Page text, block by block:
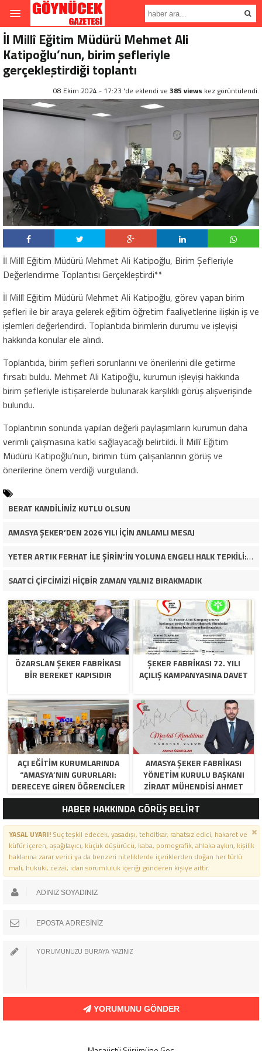
İl Millî Eğitim Müdürü Mehmet Ali
Katipoğlu’nun, birim şefleriyle
gerçekleştirdiği toplantı
08 Ekim 2024 - 17:23 'de eklendi ve 385 views kez görüntülendi.
İl Millî Eğitim Müdürü Mehmet Ali Katipoğlu, Birim Şefleriyle
Değerlendirme Toplantısı Gerçekleştirdi**
İl Millî Eğitim Müdürü Mehmet Ali Katipoğlu, görev yapan birim
şefleri ile bir araya gelerek eğitim öğretim faaliyetlerine ilişkin iş ve
işlemleri değerlendirdi. Toplantıda birimlerin durumu ve işleyişi
hakkında konular ele alındı.
Toplantıda, birim şefleri sorunlarını ve önerilerini dile getirme
fırsatı buldu. Mehmet Ali Katipoğlu, kurumun işleyişi hakkında
birim şefleriyle istişarelerde bulunarak karşılıklı görüş alışverişinde
bulundu.
Toplantının sonunda yapılan değerli paylaşımların kurumun daha
verimli çalışmasına katkı sağlayacağı belirtildi. İl Millî Eğitim
Müdürü Katipoğlu’nun, birimin tüm çalışanlarının görüş ve
önerilerine önem verdiği vurgulandı.
BERAT KANDİLİNİZ KUTLU OLSUN
AMASYA ŞEKER’DEN 2026 YILI İÇİN ANLAMLI MESAJ
YETER ARTIK FERHAT İLE ŞİRİN’İN YOLUNA ENGEL! HALK TEPKİLİ: “YOLU KAPATMAK ÇÖZÜM DEĞİL, GÖREVİNİ YAP!”
SAATCİ ÇİFCİMİZİ HİÇBİR ZAMAN YALNIZ BIRAKMADIK
ÖZARSLAN ŞEKER FABRİKASI
BİR BEREKET KAPISIDIR
ŞEKER FABRİKASI 72. YILI
AÇILIŞ KAMPANYASINA DAVET
AÇI EĞİTİM KURUMLARINDA
“AMASYA’NIN GURURLARI:
DERECEYE GIREN ÖĞRENCILER
İÇIN ANLAMLI TÖREN”
AMASYA ŞEKER FABRIKASI
YÖNETIM KURULU BAŞKANI
ZIRAAT MÜHENDISI AHMET
ÖZARSLAN’IN MEVLID KANDILI
MESAJI
HABER HAKKINDA GÖRÜŞ BELİRT
YASAL UYARI!Suç teşkil edecek, yasadışı, tehditkar, rahatsız edici, hakaret ve
küfür içeren, aşağılayıcı, küçük düşürücü, kaba, pornografik, ahlaka aykırı, kişilik
haklarına zarar verici ya da benzeri niteliklerde içeriklerden doğan her türlü
mali, hukuki, cezai, idari sorumluluk içeriği gönderen kişiye aittir.
YORUMUNU GÖNDER